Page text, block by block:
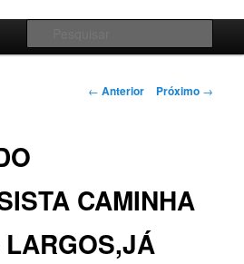
com a verdade
Navegação
← Anterior Próximo →
CAMINHA